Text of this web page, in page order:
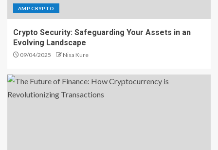
AMP CRYPTO
Crypto Security: Safeguarding Your Assets in an
Evolving Landscape
09/04/2025 Nisa Kure